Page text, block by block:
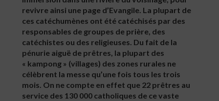
revivre ainsi une page d’Evangile. La plupart de
ces catéchumènes ont été catéchisés par des
responsables de groupes de prière, des
catéchistes ou des religieuses. Du fait de la
pénurie aiguë de prêtres, la plupart des
« kampong » (villages) des zones rurales ne
célèbrent la messe qu’une fois tous les trois
mois. On ne compte en effet que 22 prêtres au
service des 130 000 catholiques de ce vaste